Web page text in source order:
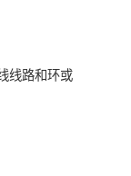
线路和环或